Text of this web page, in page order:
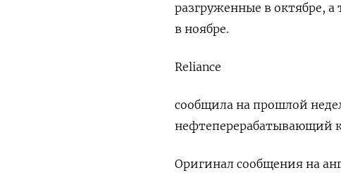
разгруженные в октябре,
в ноябре.
Reliance
сообщила на прошлой
нефтеперерабатывающий
Оригинал сообщения на